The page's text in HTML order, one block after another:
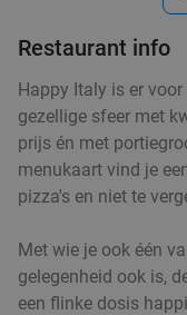
Restaurant info
Happy Italy is er
gezellige sfeer met
prijs én met
menukaart vind je
pizza's en niet te
Met wie je ook één
gelegenheid ook is,
een flinke dosis